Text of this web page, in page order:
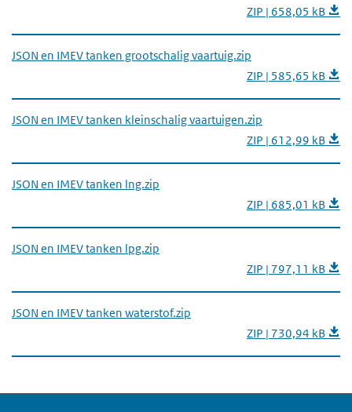
ZIP | 658,05 kB
JSON en IMEV tanken grootschalig vaartuig.zip
ZIP | 585,65 kB
JSON en IMEV tanken kleinschalig vaartuigen.zip
ZIP | 612,99 kB
JSON en IMEV tanken lng.zip
ZIP | 685,01 kB
JSON en IMEV tanken lpg.zip
ZIP | 797,11 kB
JSON en IMEV tanken waterstof.zip
ZIP | 730,94 kB